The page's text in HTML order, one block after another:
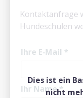
Dies ist ein
nicht
Kontaktanfrage
Hundeschulen
Ihre E-Mail *
Ihr Name*